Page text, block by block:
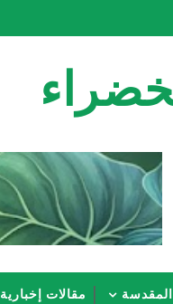
مقالات إخبارية